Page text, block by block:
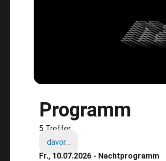
Programm
5 Treffer
davor…
Fr., 10.07.2026 - Nachtprogramm